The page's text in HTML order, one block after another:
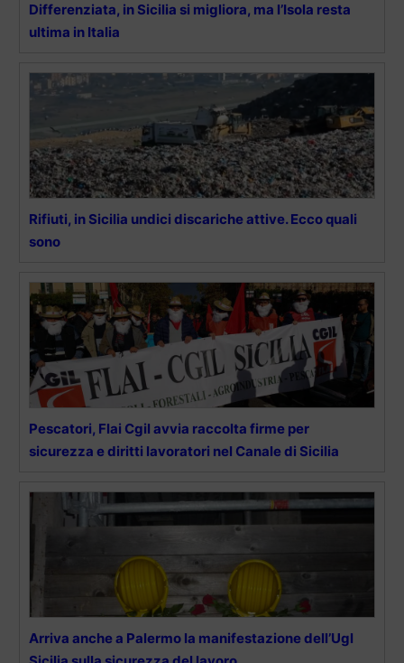
Differenziata, in Sicilia si migliora, ma l’Isola resta
ultima in Italia
Rifiuti, in Sicilia undici discariche attive. Ecco quali
sono
Pescatori, Flai Cgil avvia raccolta firme per
sicurezza e diritti lavoratori nel Canale di Sicilia
Arriva anche a Palermo la manifestazione dell’Ugl